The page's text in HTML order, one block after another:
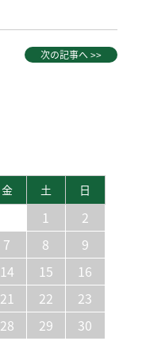
次の記事へ >>
金 土 日
1
2
7 8
9
14 15
16
21 22
23
28 29
30